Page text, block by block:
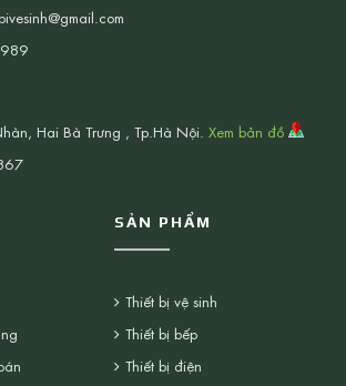
Hai Bà Trưng , Tp.Hà Nội. Xem bản đồ
SẢN PHẨM
Thiết bị vệ sinh
Thiết bị bếp
Thiết bị điện